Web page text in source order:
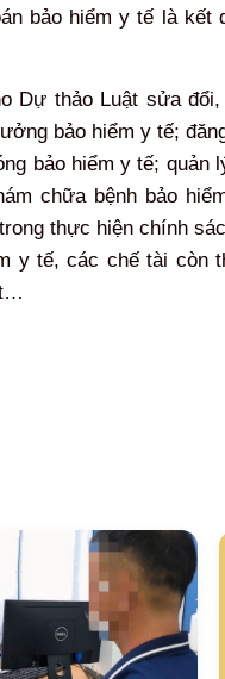
bảo hiểm y tế là kết
Dự thảo Luật sửa
bảo hiểm y tế;
bảo hiểm y tế; quản
chữa bệnh bảo
thực hiện chính
y tế, các chế tài còn